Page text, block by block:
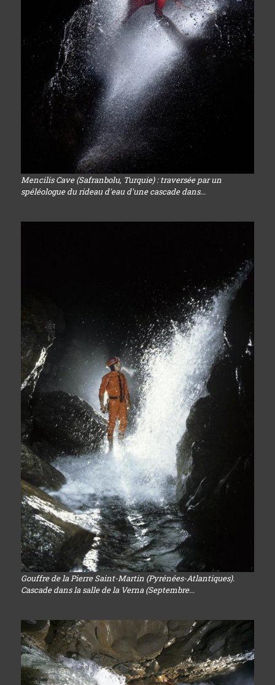
Mencilis Cave (Safranbolu, Turquie) : traversée par un
spéléologue du rideau d'eau d'une cascade dans...
Gouffre de la Pierre Saint-Martin (Pyrénées-Atlantiques).
Cascade dans la salle de la Verna (Septembre...